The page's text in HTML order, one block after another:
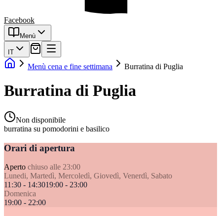
Facebook
Menù
IT
Menù cena e fine settimana Burratina di Puglia
Burratina di Puglia
Non disponibile
burratina su pomodorini e basilico
Orari di apertura
Aperto chiuso alle 23:00
Lunedi, Martedì, Mercoledì, Giovedì, Venerdì, Sabato
11:30 - 14:3019:00 - 23:00
Domenica
19:00 - 22:00